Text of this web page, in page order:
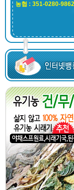
농협 : 351-0280-